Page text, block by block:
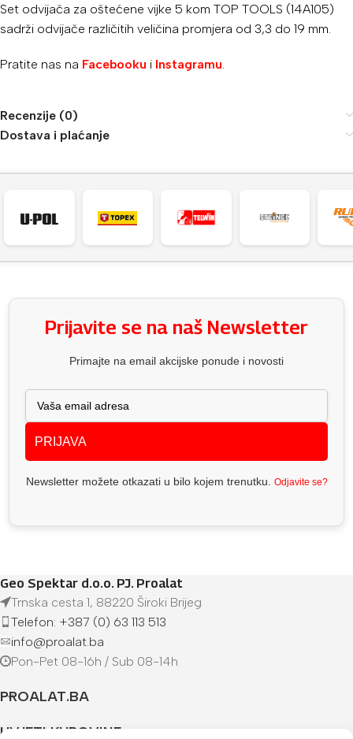
Set odvijača za oštećene vijke 5 kom TOP TOOLS (14A105)
sadrži odvijače različitih veličina promjera od 3,3 do 19 mm.
Pratite nas na Facebooku i Instagramu
Recenzije (0)
Dostava i plaćanje
Prijavite se na naš Newsletter
Primajte na email akcijske ponude i novosti
PRIJAVA
Newsletter možete otkazati u bilo kojem trenutku. Odjavite se?
Geo Spektar d.o.o. PJ. Proalat
Trnska cesta 1, 88220 Široki Brijeg
Telefon: +387 (0) 63 113 513
info@proalat.ba
Pon-Pet 08-16h / Sub 08-14h
PROALAT.BA
UVJETI KUPOVINE